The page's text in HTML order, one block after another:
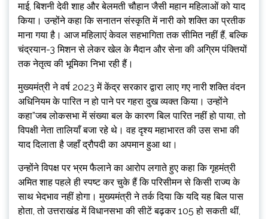
माई, बिशनी देवी शाह और बेलमती चौहान जैसी महान महिलाओं को याद
किया। उन्होंने कहा कि सनातन संस्कृति में नारी को शक्ति का प्रतीक
माना गया है। आज महिलाएं केवल सहभागिता तक सीमित नहीं हैं, बल्कि
चंद्रयान-3 मिशन से लेकर खेल के मैदान और सेना की अग्रिम पंक्तियों
तक नेतृत्व की भूमिका निभा रही हैं।
मुख्यमंत्री ने वर्ष 2023 में केंद्र सरकार द्वारा लाए गए नारी शक्ति वंदन
अधिनियम के पारित न हो पाने पर गहरा दुख व्यक्त किया। उन्होंने
कहा”जब लोकसभा में संख्या बल के कारण बिल पारित नहीं हो पाया, तो
विपक्षी नेता तालियाँ बजा रहे थे। वह दृश्य महाभारत की उस सभा की
याद दिलाता है जहाँ द्रौपदी का अपमान हुआ था।
उन्होंने विपक्ष पर भ्रम फैलाने का आरोप लगाते हुए कहा कि गृहमंत्री
अमित शाह पहले ही स्पष्ट कर चुके हैं कि परिसीमन से किसी राज्य के
साथ भेदभाव नहीं होगा। मुख्यमंत्री ने तर्क दिया कि यदि यह बिल पास
होता, तो उत्तराखंड में विधानसभा की सीटें बढ़कर 105 हो सकती थीं,